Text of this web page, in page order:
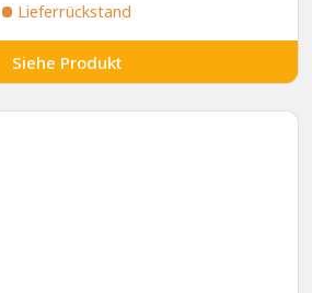
Lieferrückstand
Siehe Produkt